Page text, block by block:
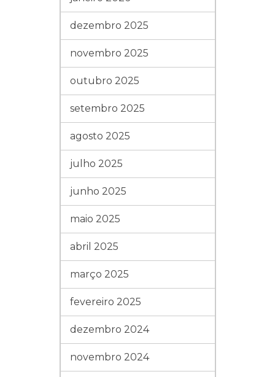
dezembro 2025
novembro 2025
outubro 2025
setembro 2025
agosto 2025
julho 2025
junho 2025
maio 2025
abril 2025
março 2025
fevereiro 2025
dezembro 2024
novembro 2024